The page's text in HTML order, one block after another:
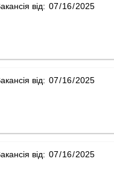
від:
від:
від: